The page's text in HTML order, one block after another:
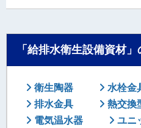
「給排水衛生設備資材
衛生陶器 水栓金
排水金具
熱交換
電気温水器
ユニ